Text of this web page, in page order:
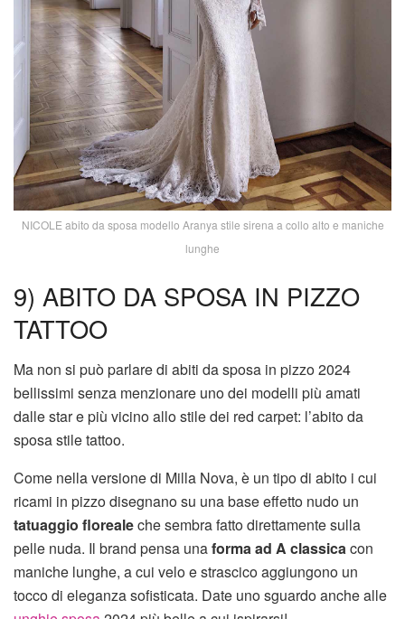
NICOLE abito da sposa modello Aranya stile sirena a collo alto e maniche
lunghe
9) ABITO DA SPOSA IN PIZZO
TATTOO
Ma non si può parlare di abiti da sposa in pizzo 2024
bellissimi senza menzionare uno dei modelli più amati
dalle star e più vicino allo stile dei red carpet: l’abito da
sposa stile tattoo.
Come nella versione di Milla Nova, è un tipo di abito i cui
ricami in pizzo disegnano su una base effetto nudo un
tatuaggio florealeche sembra fatto direttamente sulla
pelle nuda. Il brand pensa unaforma ad A classicacon
maniche lunghe, a cui velo e strascico aggiungono un
tocco di eleganza sofisticata. Date uno sguardo anche alle